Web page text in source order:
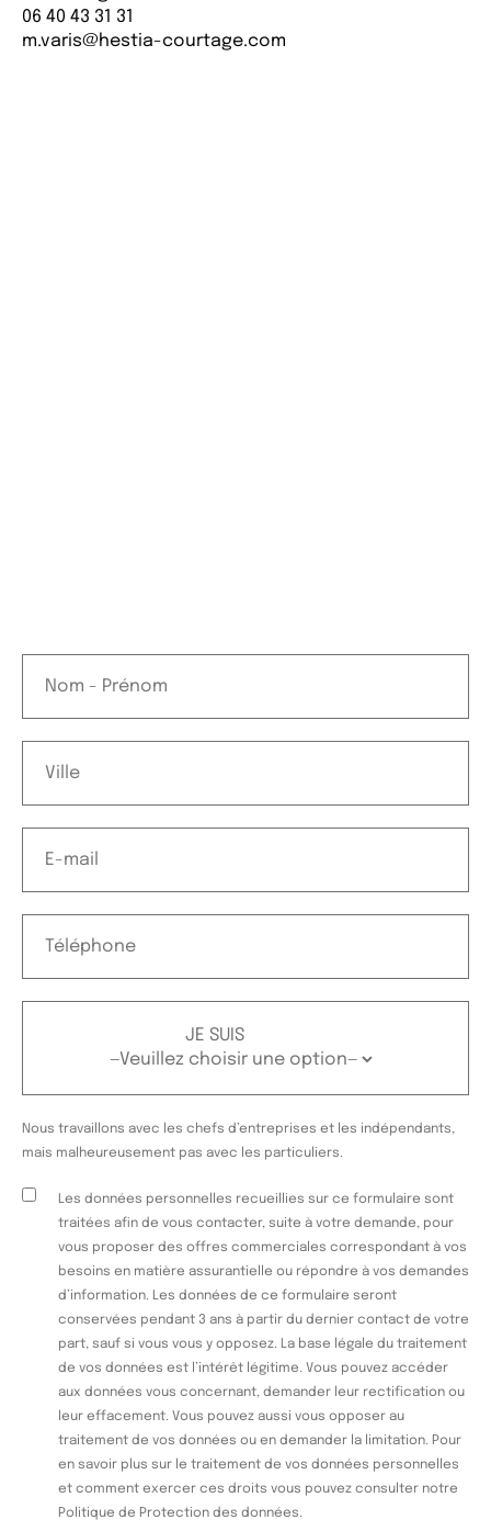
06 40 43 31 31
m.varis@hestia-courtage.com
JE SUIS
Nous travaillons avec les chefs d’entreprises et les indépendants,
mais malheureusement pas avec les particuliers.
Les données personnelles recueillies sur ce formulaire sont
traitées afin de vous contacter, suite à votre demande, pour
vous proposer des offres commerciales correspondant à vos
besoins en matière assurantielle ou répondre à vos demandes
d’information. Les données de ce formulaire seront
conservées pendant 3 ans à partir du dernier contact de votre
part, sauf si vous vous y opposez. La base légale du traitement
de vos données est l’intérêt légitime. Vous pouvez accéder
aux données vous concernant, demander leur rectification ou
leur effacement. Vous pouvez aussi vous opposer au
traitement de vos données ou en demander la limitation. Pour
en savoir plus sur le traitement de vos données personnelles
et comment exercer ces droits vous pouvez consulter notre
Politique de Protection des données.